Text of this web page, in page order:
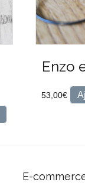
Enzo
53,00€
E-